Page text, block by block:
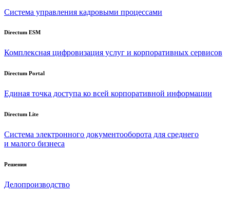
Система управления кадровыми процессами
Directum ESM
Комплексная цифровизация услуг и корпоративных сервисов
Directum Portal
Единая точка доступа ко всей корпоративной информации
Directum Lite
Система электронного документооборота для среднего
и малого бизнеса
Решения
Делопроизводство